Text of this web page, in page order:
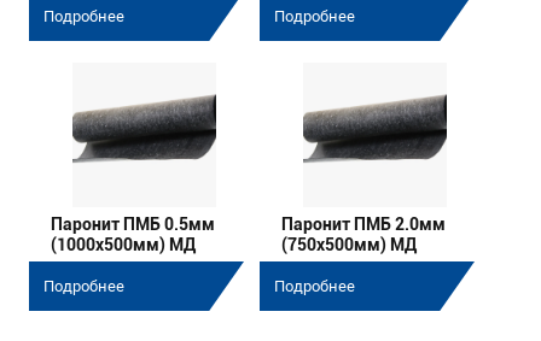
Подробнее Подробнее
Паронит ПМБ 0.5мм
(1000х500мм) МД
Подробнее
Паронит ПМБ 2.0мм
(750х500мм) МД
Подробнее